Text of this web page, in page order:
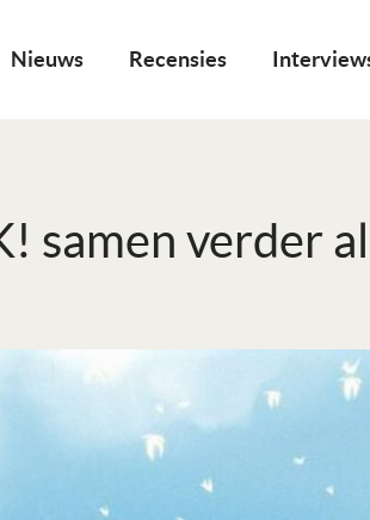
Nieuws Recensies
samen verder